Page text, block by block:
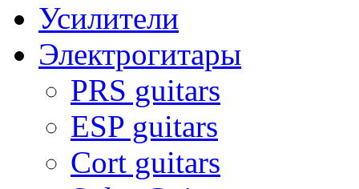
Усилители
Электрогитары
PRS guitars
ESP guitars
Cort guitars